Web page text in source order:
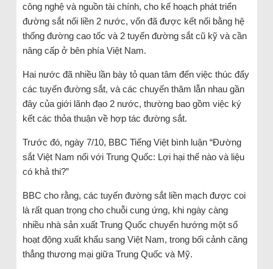
công nghệ và nguồn tài chính, cho kế hoạch phát triển
đường sắt nối liền 2 nước, vốn đã được kết nối bằng hệ
thống đường cao tốc và 2 tuyến đường sắt cũ kỹ và cần
nâng cấp ở bên phía Việt Nam.
Hai nước đã nhiều lần bày tỏ quan tâm đến việc thúc đẩy
các tuyến đường sắt, và các chuyến thăm lẫn nhau gần
đây của giới lãnh đạo 2 nước, thường bao gồm việc ký
kết các thỏa thuận về hợp tác đường sắt.
Trước đó, ngày 7/10, BBC Tiếng Việt bình luận “Đường
sắt Việt Nam nối với Trung Quốc: Lợi hại thế nào và liệu
có khả thi?”
BBC cho rằng, các tuyến đường sắt liền mạch được coi
là rất quan trọng cho chuỗi cung ứng, khi ngày càng
nhiều nhà sản xuất Trung Quốc chuyển hướng một số
hoạt động xuất khẩu sang Việt Nam, trong bối cảnh căng
thẳng thương mại giữa Trung Quốc và Mỹ.